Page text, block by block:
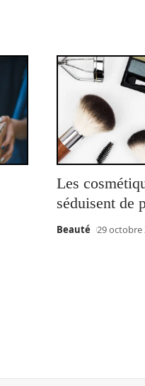
Les
séduisent de
Beauté 29 octobre